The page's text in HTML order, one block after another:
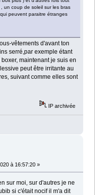
un coup de soleil sur les bras
peuvent paraitre étranges
vêtements d'avant ton
serré,par exemple étant
maintenant je suis en
peut être irritante au
suivant comme elles sont
IP archivée
à 16:57:20 »
sur moi, sur d'autres je ne
si c'était nocif il m'a dit